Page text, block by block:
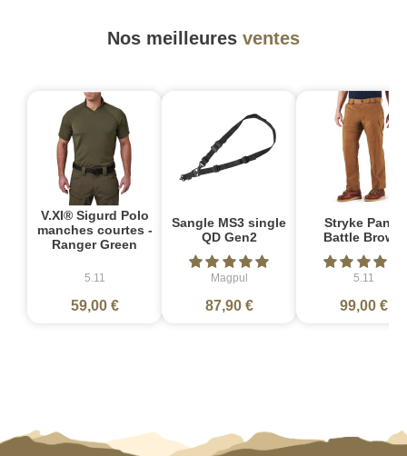
Nos meilleures ventes
V.XI® Sigurd Polo
manches courtes -
Ranger Green
5.11
59,00 €
Sangle MS3 single
QD Gen2
Magpul
87,90 €
Stryke Pant -
Battle Brown
5.11
99,00 €